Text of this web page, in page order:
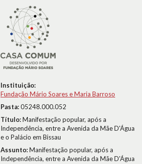
Instituição:
Fundação Mário Soares e Maria Barroso
Pasta:05248.000.052
Título:Manifestação popular, após a
Independência, entre a Avenida da Mãe D'Água
e o Palácio em Bissau
Assunto:Manifestação popular, após a
Independência, entre a Avenida da Mãe D'Água